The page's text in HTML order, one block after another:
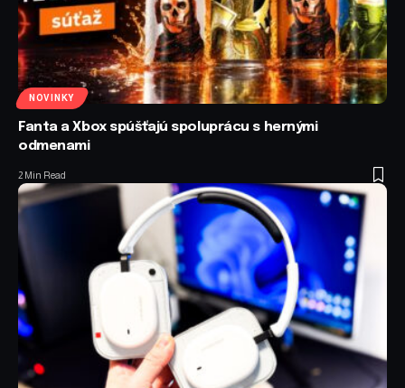
NOVINKY
Fanta a Xbox spúšťajú spoluprácu s hernými
odmenami
2 Min Read